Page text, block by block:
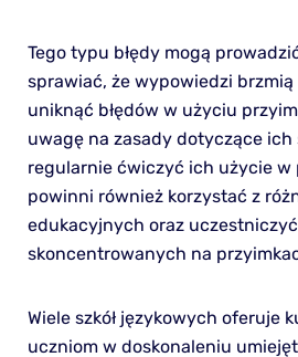
Tego typu błędy mogą
sprawiać, że wypowiedzi
uniknąć błędów w użyciu
uwagę na zasady dotyczące ich
regularnie ćwiczyć ich użycie w
powinni również korzystać z
edukacyjnych oraz
skoncentrowanych na
Wiele szkół językowych oferuje
uczniom w doskonaleniu